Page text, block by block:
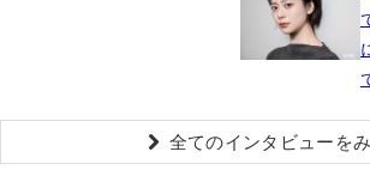
全てのインタビューを